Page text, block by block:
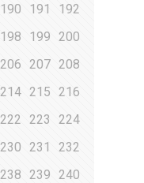
190 191
192
198 199 200
206 207 208
214 215 216
222 223
224
230 231
232
238 239 240